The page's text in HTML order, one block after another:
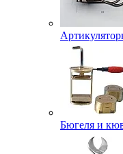
Бюгеля и